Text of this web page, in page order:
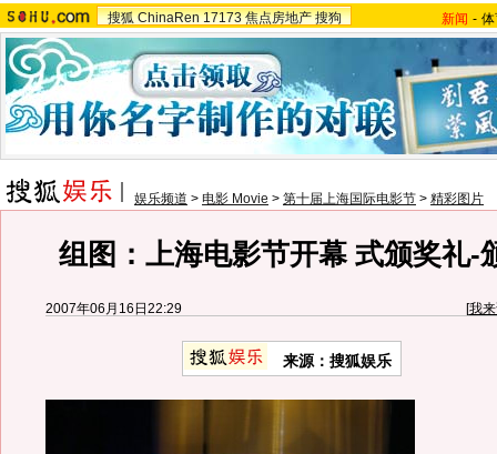
搜狐 ChinaRen 17173 焦点房地产 搜狗 新闻 -
娱乐频道 > 电影 Movie > 第十届上海国际电影节 > 精彩图片
组图：上海电影节开幕 式颁奖礼-
2007年06月16日22:29 [我
来源：搜狐娱乐